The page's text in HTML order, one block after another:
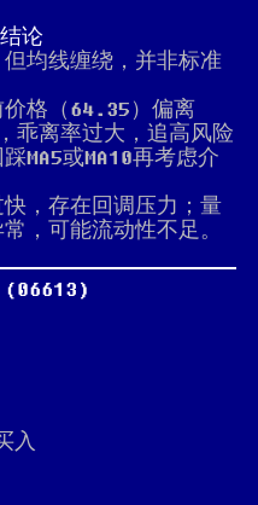
论
但均线缠绕，并非标准
价格（64.35）偏离
乖离率过大，追高风险
MA5或MA10再考虑介
快，存在回调压力；量
，可能流动性不足。
(06613)
入